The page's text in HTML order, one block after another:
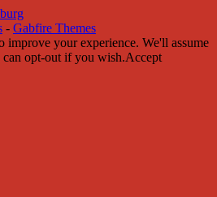
- Gabfire Themes
improve your experience. We'll assume
opt-out if you wish.Accept